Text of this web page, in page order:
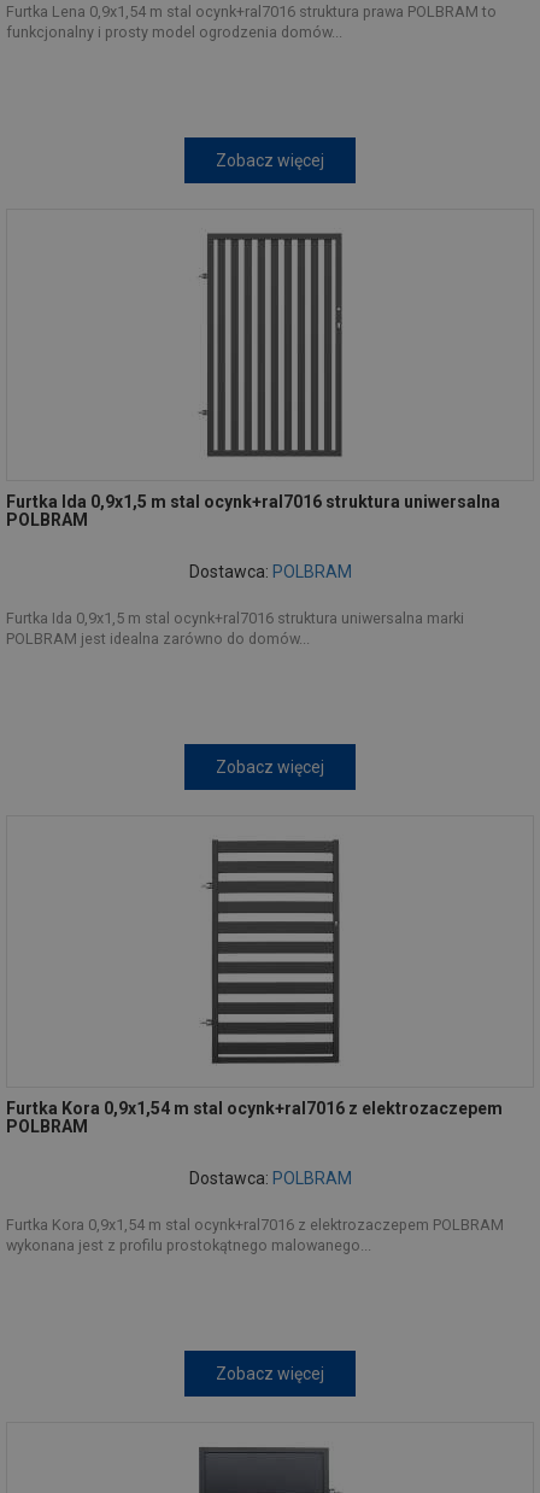
Furtka Lena 0,9x1,54 m stal ocynk+ral7016 struktura prawa POLBRAM to
funkcjonalny i prosty model ogrodzenia domów...
Zobacz więcej
Furtka Ida 0,9x1,5 m stal ocynk+ral7016 struktura uniwersalna
POLBRAM
Dostawca: POLBRAM
Furtka Ida 0,9x1,5 m stal ocynk+ral7016 struktura uniwersalna marki
POLBRAM jest idealna zarówno do domów...
Zobacz więcej
Furtka Kora 0,9x1,54 m stal ocynk+ral7016 z elektrozaczepem
POLBRAM
Dostawca: POLBRAM
Furtka Kora 0,9x1,54 m stal ocynk+ral7016 z elektrozaczepem POLBRAM
wykonana jest z profilu prostokątnego malowanego...
Zobacz więcej